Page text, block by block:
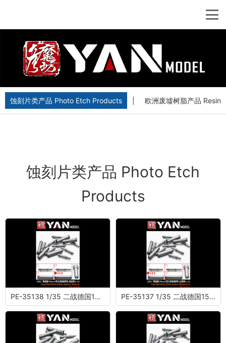
蚀刻片类产品 Photo Etch Products 欧洲废墟树脂产品 Resin
蚀刻片类产品 Photo Etch
Products
PE-35138 1/35 二战德国150mm六管火箭炮炮弹筒 (烟雾弹)(×6) PE-35137 1/35 二战德国150mm六管火箭炮炮弹筒 (高爆弹)(×6)